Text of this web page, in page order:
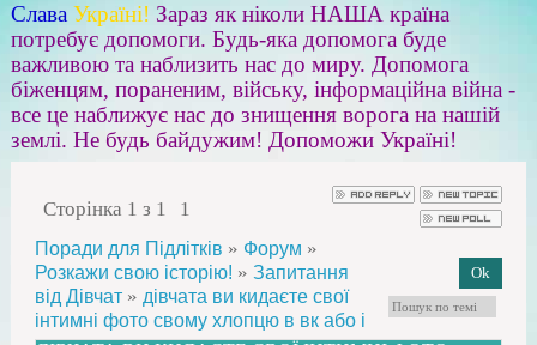
Слава Україні! Зараз як ніколи НАША країна
потребує допомоги. Будь-яка допомога буде
важливою та наблизить нас до миру. Допомога
біженцям, пораненим, війську, інформаційна війна -
все це наближує нас до знищення ворога на нашій
землі. Не будь байдужим! Допоможи Україні!
Сторінка 1 з 1 1
Поради для Підлітків » Форум »
Розкажи свою історію! » Запитання
від Дівчат » дівчата ви кидаєте свої
інтимні фото свому хлопцю в вк або і